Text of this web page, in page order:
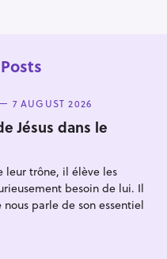
7 AUGUST 2026
Jésus dans le
leur trône, il élève les
besoin de lui. Il
parle de son essentiel